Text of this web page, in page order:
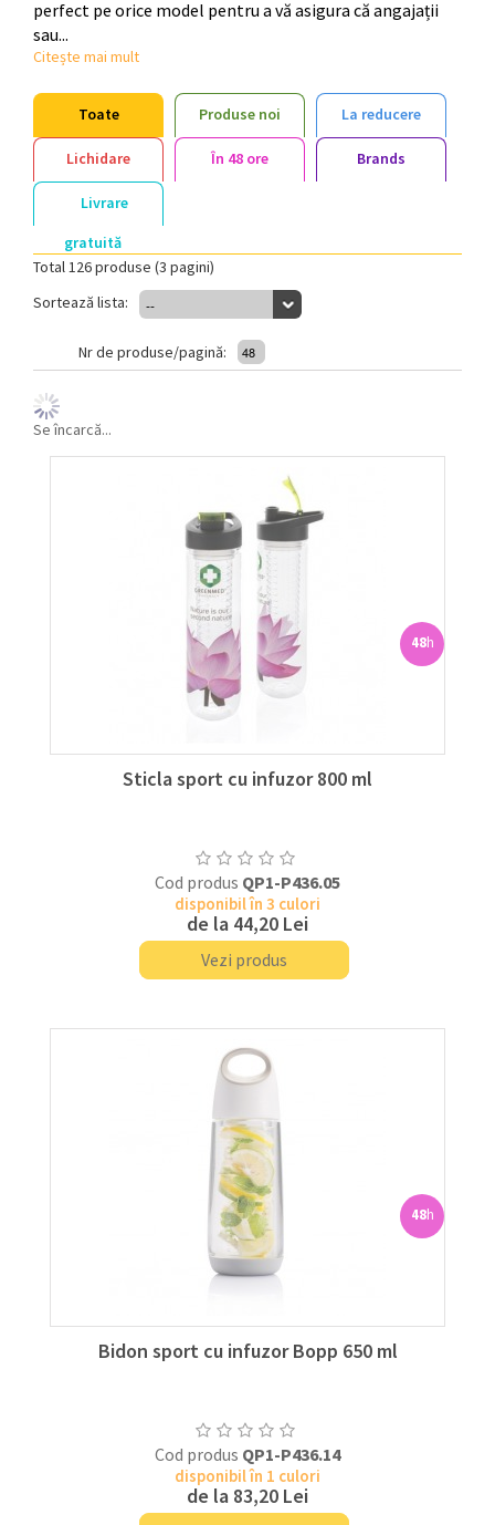
CRĂCIUN
perfect pe orice model pentru a vă asigura că angajații
sau...
Citește mai mult
Toate Produse noi La reducere
Lichidare În 48 ore Brands
Livrare
gratuită
Total 126 produse (3 pagini)
Sortează lista:
Nr de produse/pagină:
Se încarcă...
48h
Sticla sport cu infuzor 800 ml
Cod produs QP1-P436.05
disponibil în 3 culori
de la 44,20 Lei
Vezi produs
48h
Bidon sport cu infuzor Bopp 650 ml
Cod produs QP1-P436.14
disponibil în 1 culori
de la 83,20 Lei